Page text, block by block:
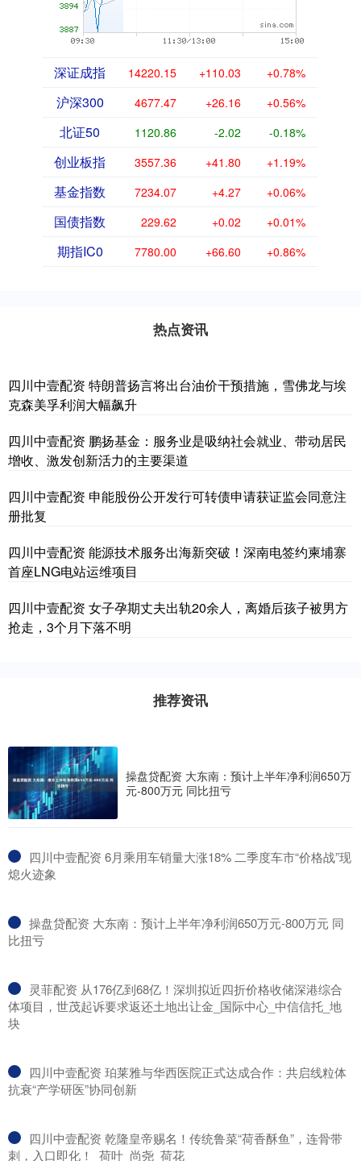
深证成指 14220.15 +110.03 +0.78%
沪深300 4677.47 +26.16 +0.56%
北证50 1120.86 -2.02 -0.18%
创业板指 3557.36 +41.80 +1.19%
基金指数 7234.07 +4.27 +0.06%
国债指数 229.62 +0.02 +0.01%
期指IC0 7780.00 +66.60 +0.86%
热点资讯
四川中壹配资 特朗普扬言将出台油价干预措施，雪佛龙与埃
克森美孚利润大幅飙升
四川中壹配资 鹏扬基金：服务业是吸纳社会就业、带动居民
增收、激发创新活力的主要渠道
四川中壹配资 申能股份公开发行可转债申请获证监会同意注
册批复
四川中壹配资 能源技术服务出海新突破！深南电签约柬埔寨
首座LNG电站运维项目
四川中壹配资 女子孕期丈夫出轨20余人，离婚后孩子被男方
抢走，3个月下落不明
推荐资讯
操盘贷配资 大东南：预计上半年净利润650万
元-800万元 同比扭亏
​四川中壹配资 6月乘用车销量大涨18% 二季度车市“价格战”现
熄火迹象
​操盘贷配资 大东南：预计上半年净利润650万元-800万元 同
比扭亏
​灵菲配资 从176亿到68亿！深圳拟近四折价格收储深港综合
体项目，世茂起诉要求返还土地出让金_国际中心_中信信托_地
块
​四川中壹配资 珀莱雅与华西医院正式达成合作：共启线粒体
抗衰“产学研医”协同创新
​四川中壹配资 乾隆皇帝赐名！传统鲁菜“荷香酥鱼”，连骨带
刺，入口即化！_荷叶_尚尧_荷花